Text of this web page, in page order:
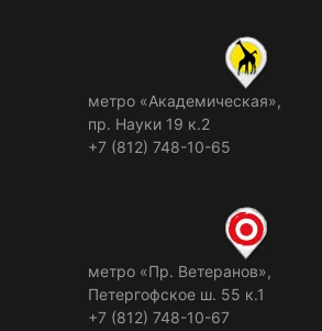
метро «Академическая»,
пр. Науки 19 к.2
+7 (812) 748-10-65
метро «Пр. Ветеранов»,
Петергофское ш. 55 к.1
+7 (812) 748-10-67